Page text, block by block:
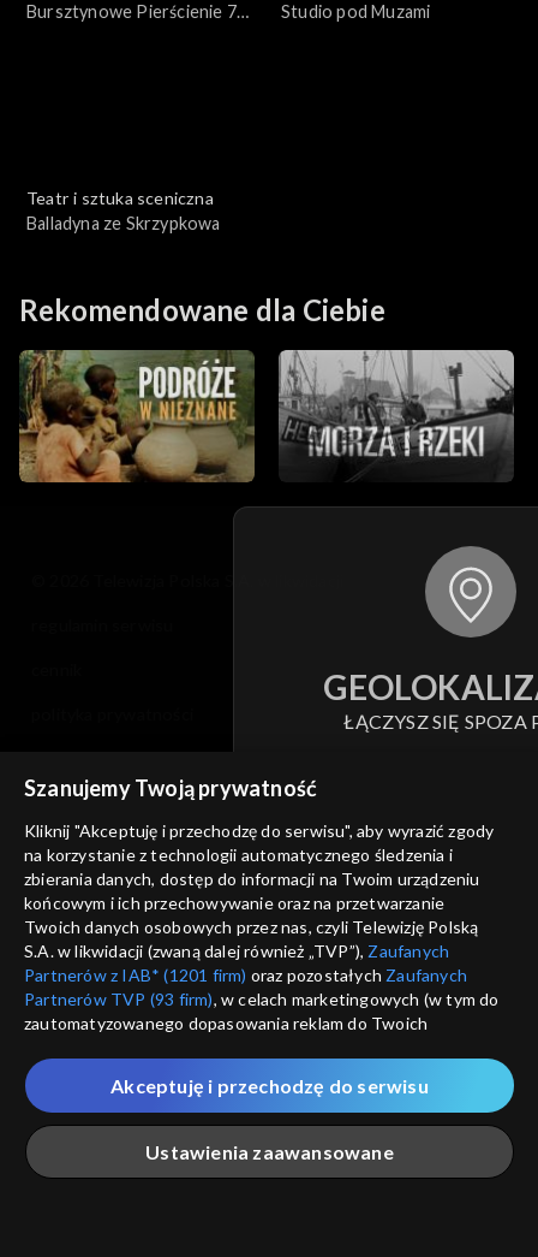
Bursztynowe Pierścienie 74
Studio pod Muzami
Teatr i sztuka sceniczna
Balladyna ze Skrzypkowa
Rekomendowane dla Ciebie
ŁĄCZYSZ SIĘ SPOZA
Zjednoczone , w związku z
na platformie TVP VOD
nieodstępna. Sprawdź, które
obejrzeć.
Nie pokazuj
ANULUJ
pomoc
kontakt
voucher
dostępność
informacje o dostawcy usług
Szanujemy Twoją prywatność
Kliknij "Akceptuję i przechodzę do serwisu", aby wyrazić zgody
na korzystanie z technologii automatycznego śledzenia i
zbierania danych, dostęp do informacji na Twoim urządzeniu
końcowym i ich przechowywanie oraz na przetwarzanie
Twoich danych osobowych przez nas, czyli Telewizję Polską
S.A. w likwidacji (zwaną dalej również „TVP”), Zaufanych
Partnerów z IAB* (1201 firm) oraz pozostałych Zaufanych
Partnerów TVP (93 firm), w celach marketingowych (w tym do
zautomatyzowanego dopasowania reklam do Twoich
które wskazujemy poniżej, a także zgody na udostępnianie
przez nas identyfikatora PPID do Google.
Twoje dane osobowe zbierane podczas odwiedzania przez
Ciebie naszych
poszczególnych serwisówzwanych dalej
„Portalem”, w tym informacje zapisywane za pomocą
Ustawienia zaawansowane
Akceptuję i przechodzę do serwisu